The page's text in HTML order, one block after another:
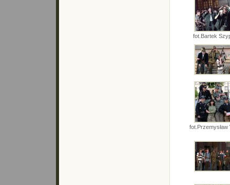
fot.Bartek
fot.Przemysław